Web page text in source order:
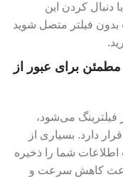
دنبال کردن این
بدون فیلتر متصل شوید
برای عبور از
فیلترینگ می‌شود،
دارد. بسیاری از
شما را ذخیره
باعث کاهش سرعت و